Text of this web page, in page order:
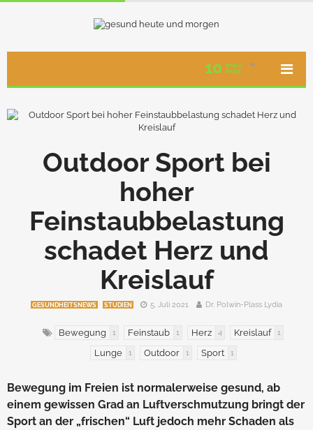
10 STAFF
PICKS
Outdoor Sport bei
hoher
Feinstaubbelastung
schadet Herz und
Kreislauf
GESUNDHEITSNEWS STUDIEN 5. Juli 2021 Dr. Polwin-Plass Lydia
Bewegung 1 Feinstaub 1 Herz 4 Kreislauf 1
Lunge 1 Outdoor 1 Sport 1
Bewegung im Freien ist normalerweise gesund, ab
einem gewissen Grad an Luftverschmutzung bringt der
Sport an der „frischen“ Luft jedoch mehr Schaden als